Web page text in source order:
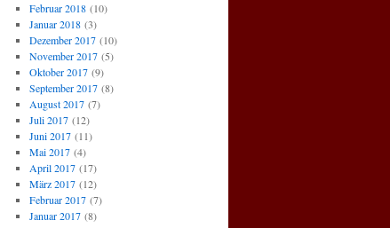
Februar 2018(10)
Januar 2018(3)
Dezember 2017(10)
November 2017(5)
Oktober 2017(9)
September 2017(8)
August 2017(7)
Juli 2017(12)
Juni 2017(11)
Mai 2017(4)
April 2017(17)
März 2017(12)
Februar 2017(7)
Januar 2017(8)